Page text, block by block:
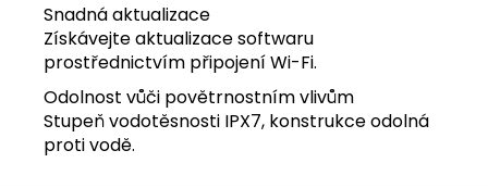
Snadná aktualizace
Získávejte aktualizace softwaru
prostřednictvím připojení Wi-Fi.
Odolnost vůči povětrnostním vlivům
Stupeň vodotěsnosti IPX7, konstrukce odolná
proti vodě.